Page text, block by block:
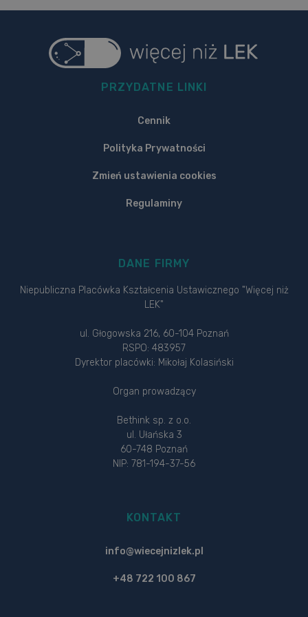
PRZYDATNE LINKI
Cennik
Polityka Prywatności
Zmień ustawienia cookies
Regulaminy
DANE FIRMY
Niepubliczna Placówka Kształcenia Ustawicznego "Więcej niż
LEK"
ul. Głogowska 216, 60-104 Poznań
RSPO: 483957
Dyrektor placówki: Mikołaj Kolasiński
Organ prowadzący
Bethink sp. z o.o.
ul. Ułańska 3
60-748 Poznań
NIP: 781-194-37-56
KONTAKT
info@wiecejnizlek.pl
+48 722 100 867